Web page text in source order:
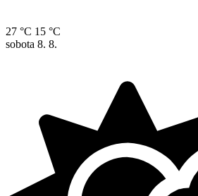
27 °C 15 °C
sobota 8. 8.